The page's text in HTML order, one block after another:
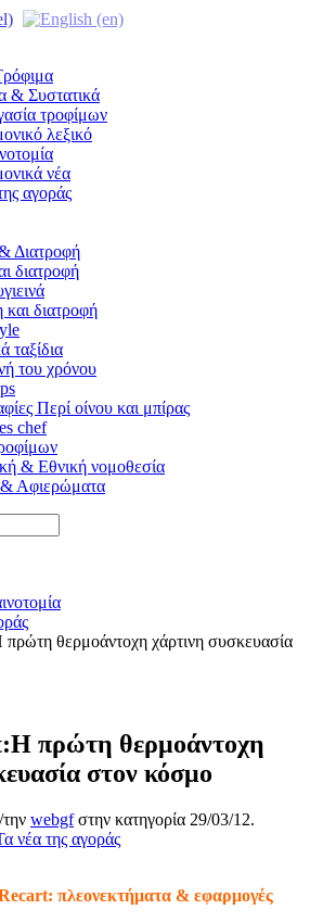
& Συστατικά
τροφίμων
λεξικό
νέα
αγοράς
Διατροφή
διατροφή
διατροφή
ταξίδια
του χρόνου
Περί οίνου και μπίρας
chef
& Εθνική νομοθεσία
Αφιερώματα
θερμοάντοχη χάρτινη συσκευασία
πρώτη θερμοάντοχη
στον κόσμο
webgfστην κατηγορία 29/03/12.
νέα της αγοράς
πλεονεκτήματα & εφαρμογές